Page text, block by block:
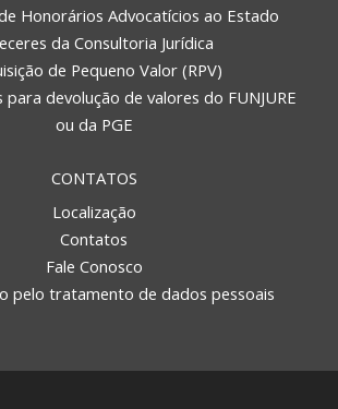
Honorários Advocatícios ao Estado
da Consultoria Jurídica
de Pequeno Valor (RPV)
devolução de valores do FUNJURE
ou da PGE
CONTATOS
Localização
Contatos
Fale Conosco
pelo tratamento de dados pessoais